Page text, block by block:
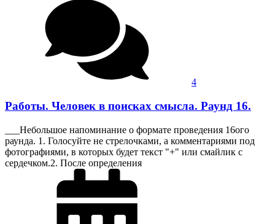
4
Работы. Человек в поисках смысла. Раунд 16.
___Небольшое напоминание о формате проведения 16ого
раунда. 1. Голосуйте не стрелочками, а комментариями под
фотографиями, в которых будет текст "+" или смайлик с
сердечком.2. После определения